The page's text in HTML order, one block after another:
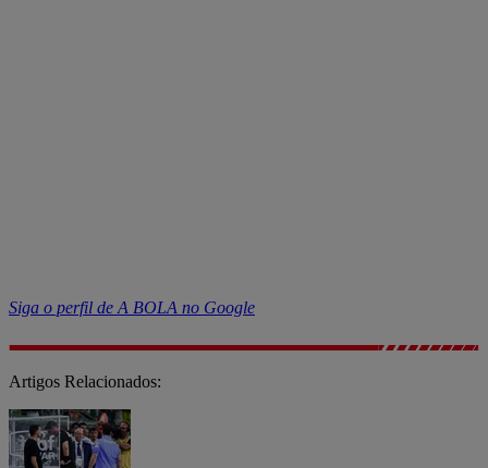
Siga o perfil de A BOLA no Google
Artigos Relacionados: